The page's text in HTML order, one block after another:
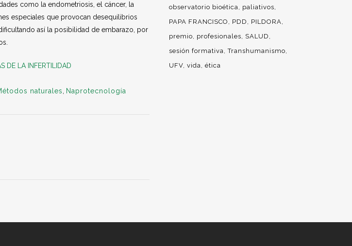
como la endometriosis, el cáncer, la
especiales que provocan desequilibrios
así la posibilidad de embarazo, por
DE LA INFERTILIDAD
naturales Naprotecnología
observatorio bioética
paliativos
PAPA FRANCISCO
PDD
PILDORA
premio
profesionales
SALUD
sesión formativa Transhumanismo
UFV vida ética